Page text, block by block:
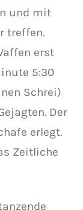
und mit
treffen.
erst
5:30
Schrei)
Der
erlegt.
Zeitliche